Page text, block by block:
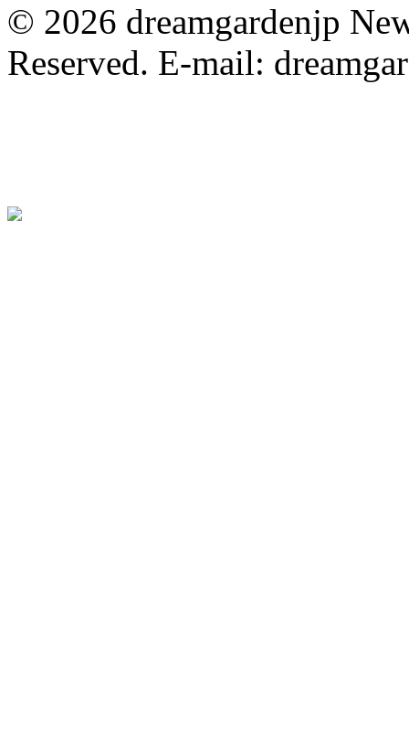
© 2026 dreamgardenjp
Reserved. E-mail: